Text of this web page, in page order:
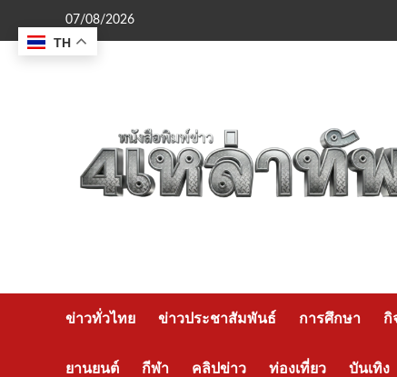
content
07/08/2026
ข่าวทั่วไทย ข่าวประชาสัมพันธ์ การศึกษา กิ
ยานยนต์ กีฬา คลิปข่าว ท่องเที่ยว บันเทิง
TH